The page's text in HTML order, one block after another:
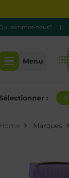
sommes-nous? |
Menu
Sélectionner :
Home Marques